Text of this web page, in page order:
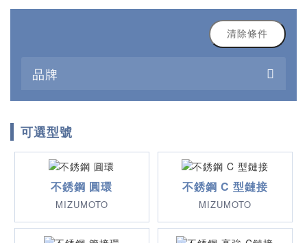
產品
清除條件
品牌
可選型號
不銹鋼 圓環
MIZUMOTO
不銹鋼 C 型鏈接
MIZUMOTO